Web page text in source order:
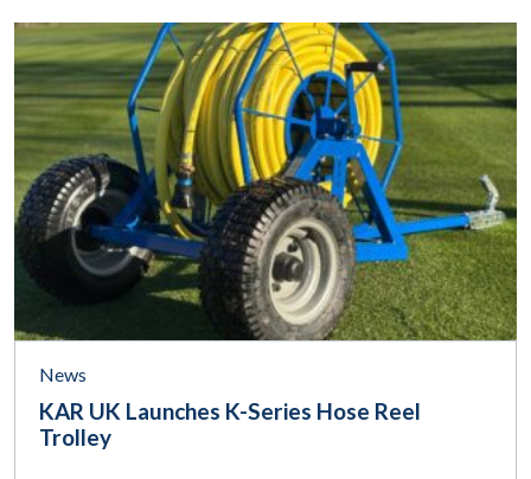
News
KAR UK Launches K-Series Hose Reel
Trolley